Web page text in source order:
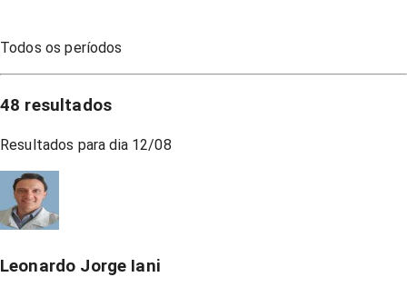
Todos os períodos
48 resultados
Resultados para dia 12/08
Leonardo Jorge Iani